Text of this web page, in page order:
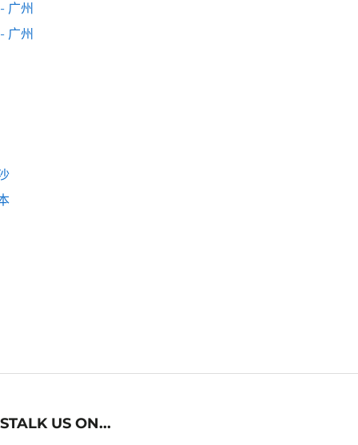
广州
广州
STALK US ON...